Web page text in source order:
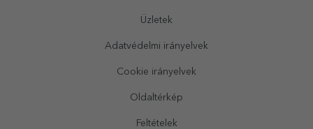
Üzletek
Adatvédelmi irányelvek
Cookie irányelvek
Oldaltérkép
Feltételek